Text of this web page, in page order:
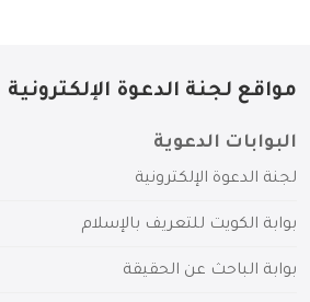
مواقع لجنة الدعوة الإلكترونية
البوابات الدعوية
لجنة الدعوة الإلكترونية
بوابة الكويت للتعريف بالإسلام
بوابة الباحث عن الحقيقة